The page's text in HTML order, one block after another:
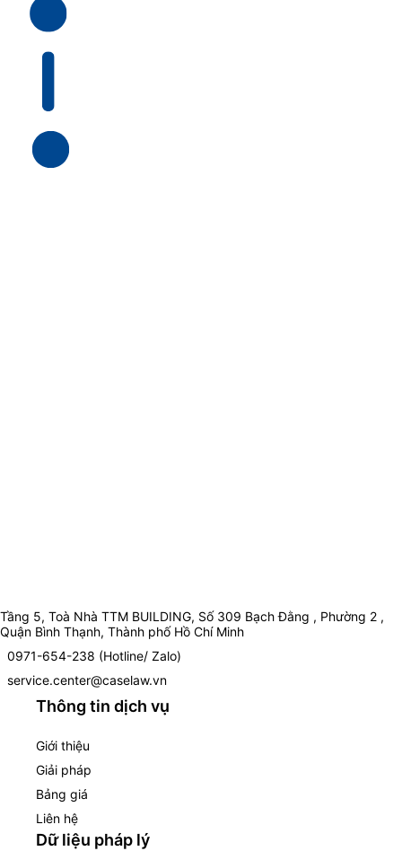
Tầng 5, Toà Nhà TTM BUILDING, Số 309 Bạch Đằng , Phường 2 ,
Quận Bình Thạnh, Thành phố Hồ Chí Minh
0971-654-238 (Hotline/ Zalo)
service.center@caselaw.vn
Thông tin dịch vụ
Giới thiệu
Giải pháp
Bảng giá
Liên hệ
Dữ liệu pháp lý